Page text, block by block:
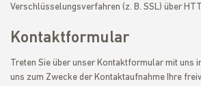
Verschlüsselungsverfahren (z. B. SSL) über
Kontaktformular
Treten Sie über unser Kontaktformular mit uns
uns zum Zwecke der Kontaktaufnahme Ihre